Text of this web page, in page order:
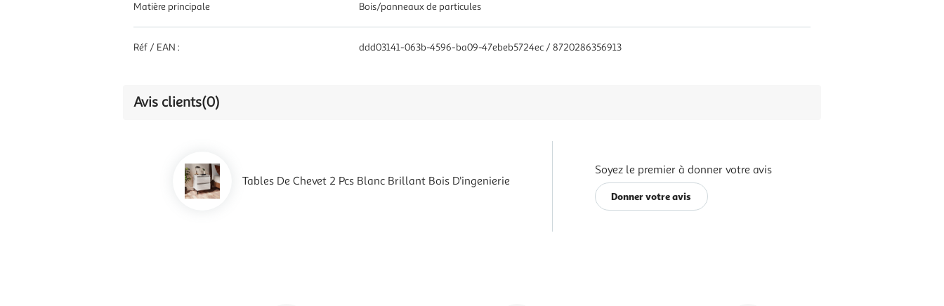
Matière principale
Bois/panneaux de particules
Réf / EAN : ddd03141-063b-4596-ba09-47ebeb5724ec / 8720286356913
Avis clients(0)
Tables De Chevet 2 Pcs Blanc Brillant Bois D'ingenierie
Soyez le premier à donner votre avis
Donner votre avis